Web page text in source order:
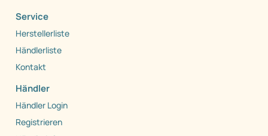
Service
Herstellerliste
Händlerliste
Kontakt
Händler
Händler Login
Registrieren